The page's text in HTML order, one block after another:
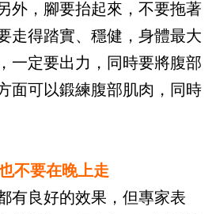
外，腳要抬起來，不要拖著
走得踏實、穩健，身體最大
一定要出力，同時要將腹部
面可以鍛練腹部肌肉，同時
不要在晚上走
有良好的效果，但專家表